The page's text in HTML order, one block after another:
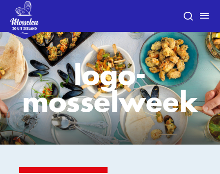
logo-
mosselweek